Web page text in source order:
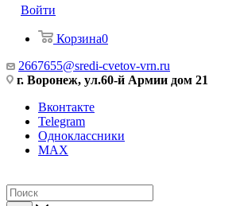
Войти
Корзина0
2667655@sredi-cvetov-vrn.ru
г. Воронеж, ул.60-й Армии дом 21
Вконтакте
Telegram
Одноклассники
MAX